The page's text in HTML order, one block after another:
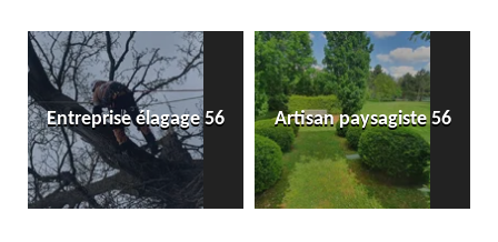
Entreprise élagage 56 Artisan paysagiste 56